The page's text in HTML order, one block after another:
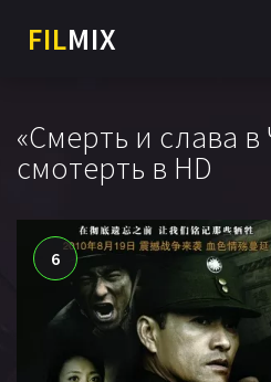
FILMIX
«Смерть и слава в
смотерть в HD
6